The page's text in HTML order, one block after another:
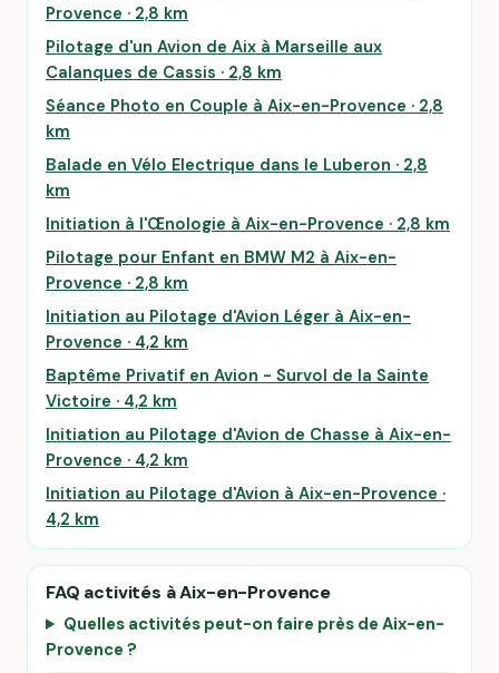
Provence · 2,8 km
Pilotage d'un Avion de Aix à Marseille aux
Calanques de Cassis · 2,8 km
Séance Photo en Couple à Aix-en-Provence · 2,8
km
Balade en Vélo Electrique dans le Luberon · 2,8
km
Initiation à l'Œnologie à Aix-en-Provence · 2,8 km
Pilotage pour Enfant en BMW M2 à Aix-en-
Provence · 2,8 km
Initiation au Pilotage d'Avion Léger à Aix-en-
Provence · 4,2 km
Baptême Privatif en Avion - Survol de la Sainte
Victoire · 4,2 km
Initiation au Pilotage d'Avion de Chasse à Aix-en-
Provence · 4,2 km
Initiation au Pilotage d'Avion à Aix-en-Provence ·
4,2 km
FAQ activités à Aix-en-Provence
Quelles activités peut-on faire près de Aix-en-
Provence ?